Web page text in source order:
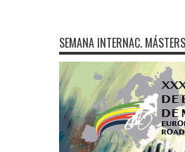
SEMANA INTERNAC.